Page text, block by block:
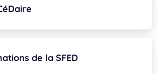
de la SFED